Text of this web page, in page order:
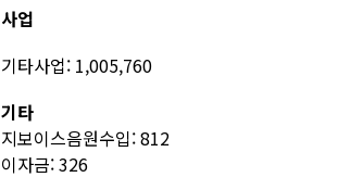
사업
기타사업: 1,005,760
기타
지보이스음원수입: 812
이자금: 326